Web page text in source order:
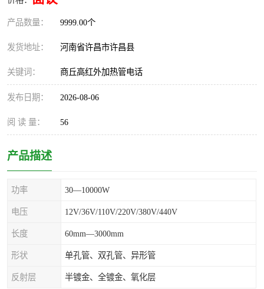
产品数量： 9999.00个
发货地址： 河南省许昌市许昌县
关键词： 商丘高红外加热管电话
发布日期： 2026-08-06
阅 读 量： 56
产品描述
功率 30—10000W
电压 12V/36V/110V/220V/380V/440V
长度 60mm—3000mm
形状 单孔管、双孔管、异形管
反射层 半镀金、全镀金、氧化层